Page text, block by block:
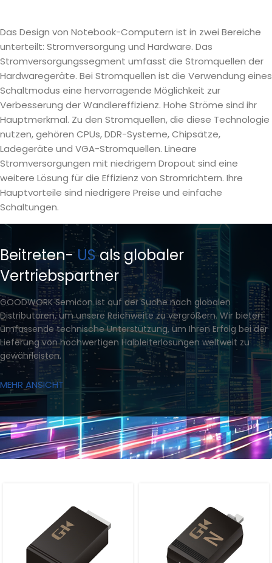
Das Design von Notebook-Computern ist in zwei Bereiche
unterteilt: Stromversorgung und Hardware. Das
Stromversorgungssegment umfasst die Stromquellen der
Hardwaregeräte. Bei Stromquellen ist die Verwendung eines
Schaltmodus eine hervorragende Möglichkeit zur
Verbesserung der Wandlereffizienz. Hohe Ströme sind ihr
Hauptmerkmal. Zu den Stromquellen, die diese Technologie
nutzen, gehören CPUs, DDR-Systeme, Chipsätze,
Ladegeräte und VGA-Stromquellen. Lineare
Stromversorgungen mit niedrigem Dropout sind eine
weitere Lösung für die Effizienz von Stromrichtern. Ihre
Hauptvorteile sind niedrigere Preise und einfache
Schaltungen.
Beitreten-USals globaler
Vertriebspartner
GOODWORK Semicon ist auf der Suche nach globalen
Distributoren, um unsere Reichweite zu vergrößern. Wir bieten
umfassende technische Unterstützung, um Ihren Erfolg bei der
Lieferung von hochwertigen Halbleiterlösungen weltweit zu
gewährleisten.
MEHR ANSICHT